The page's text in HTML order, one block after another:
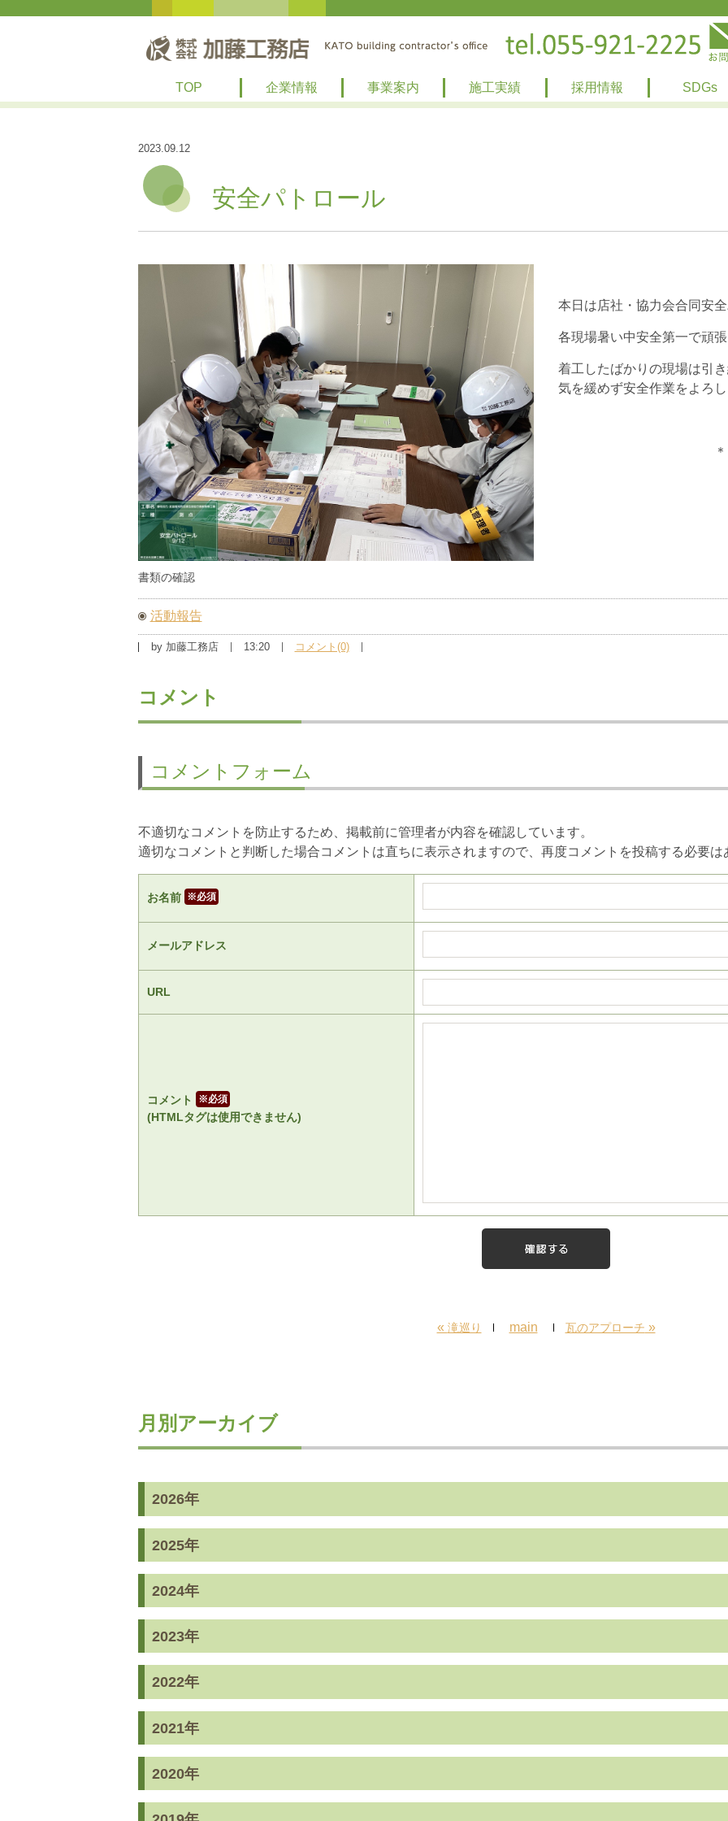
TOP 企業情報 事業案内 施工実績 採用情報 SDGs
2023.09.12
安全パトロール
書類の確認
本日は店社・協力会合同安
各現場暑い中安全第一で頑
着工したばかりの現場は引
気を緩めず安全作業をよろ
＊＊＊＊＊＊
活動報告
by 加藤工務店 13:20 コメント(0)
コメント
コメントフォーム
不適切なコメントを防止するため、掲載前に管理者が内容を確認しています。
適切なコメントと判断した場合コメントは直ちに表示されますので、再度コメントを投稿する必要は
お名前 ※
メールアドレス
URL
コメント
※
(HTMLタグは使用できません)
« 滝巡り main 瓦のアプローチ »
月別アーカイブ
2026年
2025年
2024年
2023年
2022年
2021年
2020年